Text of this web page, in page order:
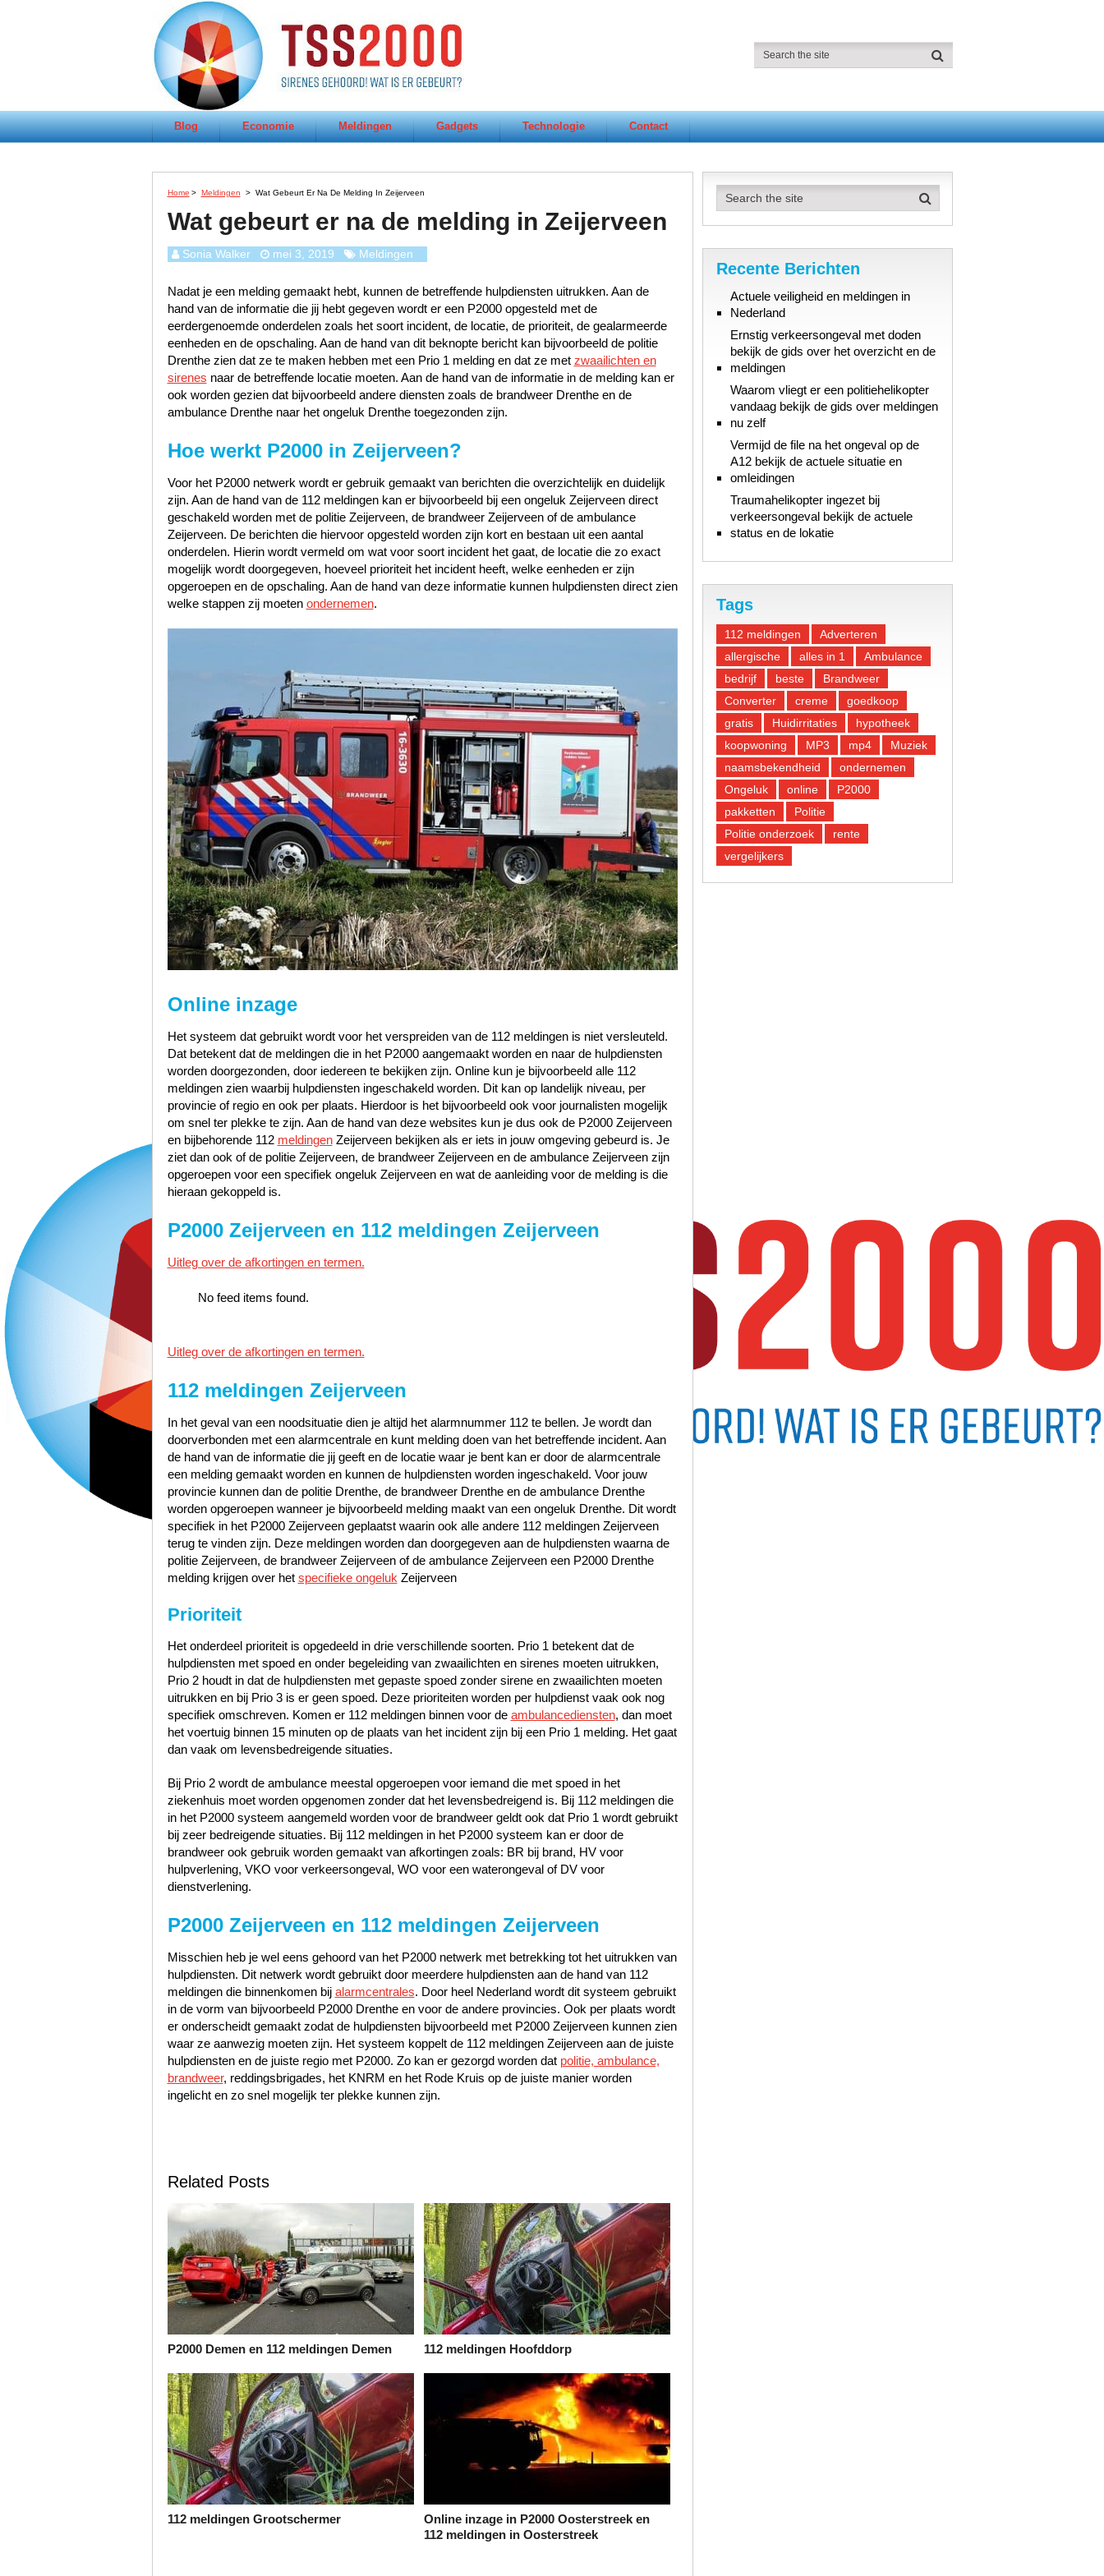
Blog Economie Meldingen Gadgets Technologie Contact
Home > Meldingen > Wat Gebeurt Er Na De Melding In Zeijerveen
Wat gebeurt er na de melding in Zeijerveen
Sonia Walker mei 3, 2019 Meldingen
Nadat je een melding gemaakt hebt, kunnen de betreffende hulpdiensten uitrukken. Aan de
hand van de informatie die jij hebt gegeven wordt er een P2000 opgesteld met de
eerdergenoemde onderdelen zoals het soort incident, de locatie, de prioriteit, de gealarmeerde
eenheden en de opschaling. Aan de hand van dit beknopte bericht kan bijvoorbeeld de politie
Drenthe zien dat ze te maken hebben met een Prio 1 melding en dat ze met zwaailichten en
sirenes naar de betreffende locatie moeten. Aan de hand van de informatie in de melding kan er
ook worden gezien dat bijvoorbeeld andere diensten zoals de brandweer Drenthe en de
ambulance Drenthe naar het ongeluk Drenthe toegezonden zijn.
Hoe werkt P2000 in Zeijerveen?
Voor het P2000 netwerk wordt er gebruik gemaakt van berichten die overzichtelijk en duidelijk
zijn. Aan de hand van de 112 meldingen kan er bijvoorbeeld bij een ongeluk Zeijerveen direct
geschakeld worden met de politie Zeijerveen, de brandweer Zeijerveen of de ambulance
Zeijerveen. De berichten die hiervoor opgesteld worden zijn kort en bestaan uit een aantal
onderdelen. Hierin wordt vermeld om wat voor soort incident het gaat, de locatie die zo exact
mogelijk wordt doorgegeven, hoeveel prioriteit het incident heeft, welke eenheden er zijn
opgeroepen en de opschaling. Aan de hand van deze informatie kunnen hulpdiensten direct zien
welke stappen zij moeten ondernemen.
Online inzage
Het systeem dat gebruikt wordt voor het verspreiden van de 112 meldingen is niet versleuteld.
Dat betekent dat de meldingen die in het P2000 aangemaakt worden en naar de hulpdiensten
worden doorgezonden, door iedereen te bekijken zijn. Online kun je bijvoorbeeld alle 112
meldingen zien waarbij hulpdiensten ingeschakeld worden. Dit kan op landelijk niveau, per
provincie of regio en ook per plaats. Hierdoor is het bijvoorbeeld ook voor journalisten mogelijk
om snel ter plekke te zijn. Aan de hand van deze websites kun je dus ook de P2000 Zeijerveen
en bijbehorende 112 meldingenZeijerveen bekijken als er iets in jouw omgeving gebeurd is. Je
ziet dan ook of de politie Zeijerveen, de brandweer Zeijerveen en de ambulance Zeijerveen zijn
opgeroepen voor een specifiek ongeluk Zeijerveen en wat de aanleiding voor de melding is die
hieraan gekoppeld is.
P2000 Zeijerveen en 112 meldingen Zeijerveen
Uitleg over de afkortingen en termen.
No feed items found.
Uitleg over de afkortingen en termen.
112 meldingen Zeijerveen
In het geval van een noodsituatie dien je altijd het alarmnummer 112 te bellen. Je wordt dan
doorverbonden met een alarmcentrale en kunt melding doen van het betreffende incident. Aan
de hand van de informatie die jij geeft en de locatie waar je bent kan er door de alarmcentrale
een melding gemaakt worden en kunnen de hulpdiensten worden ingeschakeld. Voor jouw
provincie kunnen dan de politie Drenthe, de brandweer Drenthe en de ambulance Drenthe
worden opgeroepen wanneer je bijvoorbeeld melding maakt van een ongeluk Drenthe. Dit wordt
specifiek in het P2000 Zeijerveen geplaatst waarin ook alle andere 112 meldingen Zeijerveen
terug te vinden zijn. Deze meldingen worden dan doorgegeven aan de hulpdiensten waarna de
politie Zeijerveen, de brandweer Zeijerveen of de ambulance Zeijerveen een P2000 Drenthe
melding krijgen over het specifieke ongeluk Zeijerveen
Prioriteit
Het onderdeel prioriteit is opgedeeld in drie verschillende soorten. Prio 1 betekent dat de
hulpdiensten met spoed en onder begeleiding van zwaailichten en sirenes moeten uitrukken,
Prio 2 houdt in dat de hulpdiensten met gepaste spoed zonder sirene en zwaailichten moeten
uitrukken en bij Prio 3 is er geen spoed. Deze prioriteiten worden per hulpdienst vaak ook nog
specifiek omschreven. Komen er 112 meldingen binnen voor de ambulancediensten, dan moet
het voertuig binnen 15 minuten op de plaats van het incident zijn bij een Prio 1 melding. Het gaat
dan vaak om levensbedreigende situaties.
Bij Prio 2 wordt de ambulance meestal opgeroepen voor iemand die met spoed in het
ziekenhuis moet worden opgenomen zonder dat het levensbedreigend is. Bij 112 meldingen die
in het P2000 systeem aangemeld worden voor de brandweer geldt ook dat Prio 1 wordt gebruikt
bij zeer bedreigende situaties. Bij 112 meldingen in het P2000 systeem kan er door de
brandweer ook gebruik worden gemaakt van afkortingen zoals: BR bij brand, HV voor
hulpverlening, VKO voor verkeersongeval, WO voor een waterongeval of DV voor
dienstverlening.
P2000 Zeijerveen en 112 meldingen Zeijerveen
Misschien heb je wel eens gehoord van het P2000 netwerk met betrekking tot het uitrukken van
hulpdiensten. Dit netwerk wordt gebruikt door meerdere hulpdiensten aan de hand van 112
meldingen die binnenkomen bij alarmcentrales. Door heel Nederland wordt dit systeem gebruikt
in de vorm van bijvoorbeeld P2000 Drenthe en voor de andere provincies. Ook per plaats wordt
er onderscheidt gemaakt zodat de hulpdiensten bijvoorbeeld met P2000 Zeijerveen kunnen zien
waar ze aanwezig moeten zijn. Het systeem koppelt de 112 meldingen Zeijerveen aan de juiste
hulpdiensten en de juiste regio met P2000. Zo kan er gezorgd worden dat politie, ambulance,
brandweer, reddingsbrigades, het KNRM en het Rode Kruis op de juiste manier worden
ingelicht en zo snel mogelijk ter plekke kunnen zijn.
Related Posts
P2000 Demen en 112 meldingen Demen 112 meldingen Hoofddorp
112 meldingen Grootschermer
Online inzage in P2000 Oosterstreek en
112 meldingen in Oosterstreek
Recente Berichten
Actuele veiligheid en meldingen in
Nederland
Ernstig verkeersongeval met doden
bekijk de gids over het overzicht en de
meldingen
Waarom vliegt er een politiehelikopter
vandaag bekijk de gids over meldingen
nu zelf
Vermijd de file na het ongeval op de
A12 bekijk de actuele situatie en
omleidingen
Traumahelikopter ingezet bij
verkeersongeval bekijk de actuele
status en de lokatie
Tags
112 meldingen
Adverteren
allergische
alles in 1
Ambulance
bedrijf
beste
Brandweer
Converter
creme
goedkoop
gratis
Huidirritaties
hypotheek
koopwoning
MP3 mp4
Muziek
naamsbekendheid
ondernemen
Ongeluk
online
P2000
pakketten
Politie
Politie onderzoek
rente
vergelijkers